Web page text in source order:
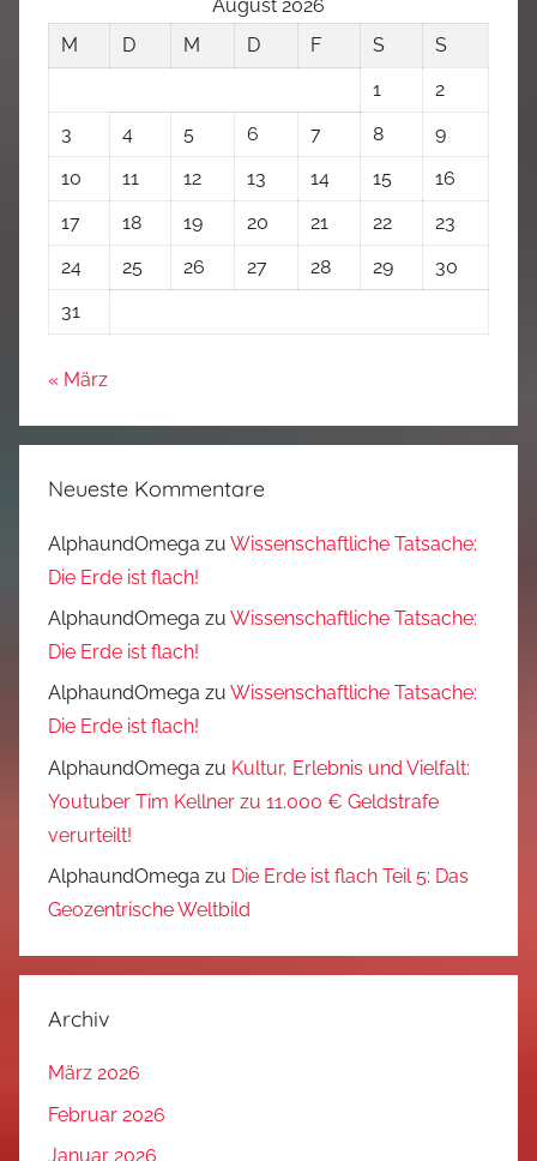
August 2026
M
D M D F S
S
1
2
3
4 5 6 7 8
9
10
11 12 13 14 15
16
17
18 19 20 21 22
23
24
25 26 27 28 29
30
31
« März
Neueste Kommentare
AlphaundOmega zu Wissenschaftliche Tatsache:
Die Erde ist flach!
AlphaundOmega zu Wissenschaftliche Tatsache:
Die Erde ist flach!
AlphaundOmega zu Wissenschaftliche Tatsache:
Die Erde ist flach!
AlphaundOmega zu Kultur, Erlebnis und Vielfalt:
Youtuber Tim Kellner zu 11.000 € Geldstrafe
verurteilt!
AlphaundOmega zu Die Erde ist flach Teil 5: Das
Geozentrische Weltbild
Archiv
März 2026
Februar 2026
Januar 2026